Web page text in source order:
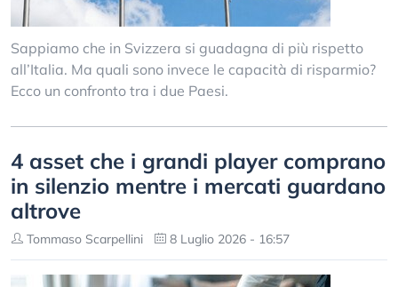
Sappiamo che in Svizzera si guadagna di più rispetto
all’Italia. Ma quali sono invece le capacità di risparmio?
Ecco un confronto tra i due Paesi.
4 asset che i grandi player comprano
in silenzio mentre i mercati guardano
altrove
Tommaso Scarpellini 8 Luglio 2026 - 16:57